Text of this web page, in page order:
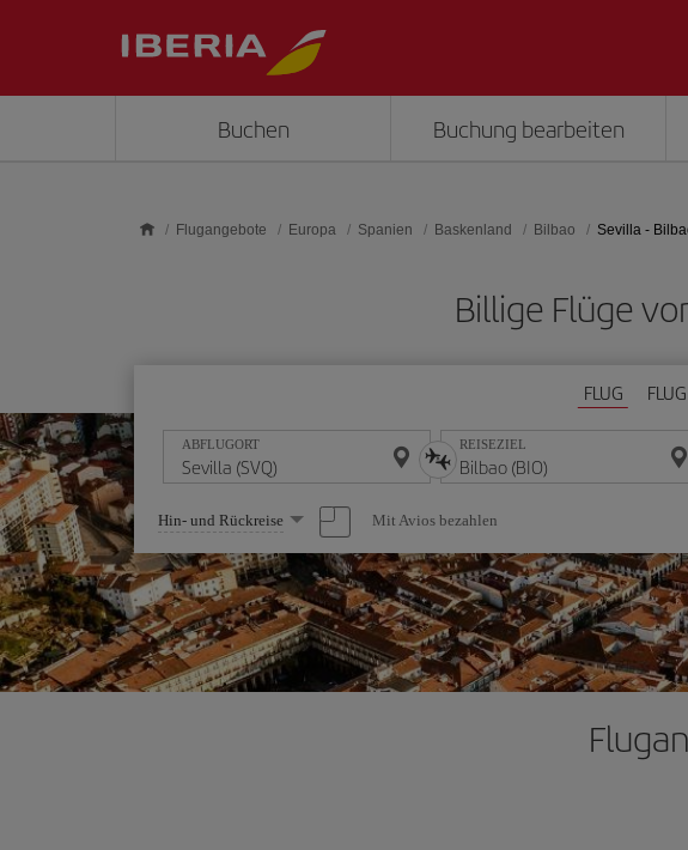
Buchen Buchung bearbeiten
Flugangebote Europa Spanien Baskenland Bilbao Sevilla -
Billige Flüge
FLUG
ABFLUGORT REISEZIEL
Wählen
Sie
eine
Option
Hin- und Rückreise Mit Avios bezahlen